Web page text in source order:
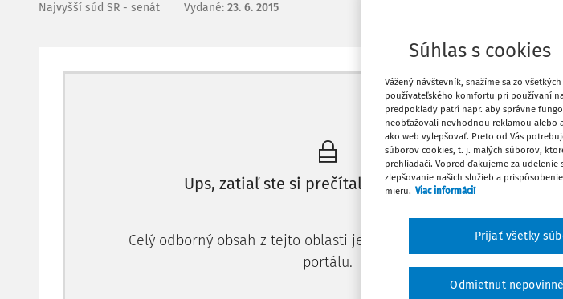
Najvyšší súd SR - senát Vydané: 23. 6. 2015
Máte predplatné? Prihláste
Ups, zatiaľ ste si prečítali len začiatok...
Celý odborný obsah z tejto oblasti je dostupný predplatiteľom
portálu.
Súhlas s cookies
Vážený návštevník, snažíme sa zo
používateľského komfortu pri používaní
predpoklady patrí napr. aby správne
neobťažovali nevhodnou reklamou alebo
ako web vylepšovať. Preto od Vás
súborov cookies, t. j. malých súborov,
prehliadači. Vopred ďakujeme za udelenie
zlepšovanie našich služieb a
mieru. Viac informácií
Odmietnut
Prijať všetky